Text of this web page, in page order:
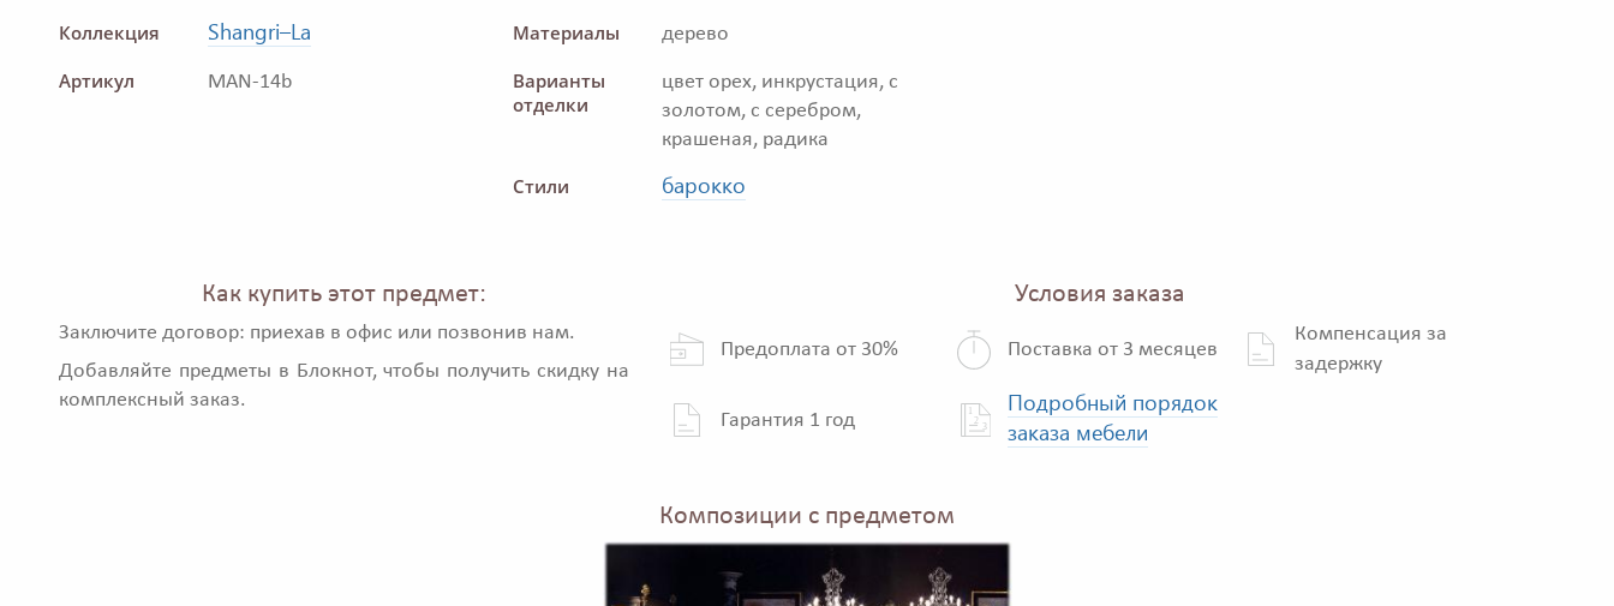
Коллекция Shangri–La
Артикул MAN-14b
Материалы дерево
Варианты
отделки
цвет орех, инкрустация, с
золотом, с серебром,
крашеная, радика
Стили барокко
Как купить этот предмет:
Заключите договор: приехав в офис или позвонив нам.
Добавляйте предметы в Блокнот, чтобы получить скидку на
комплексный заказ.
Условия заказа
Предоплата от 30% Поставка от 3 месяцев
Компенсация за
задержку
Гарантия 1 год
Подробный порядок
заказа мебели
Композиции с предметом